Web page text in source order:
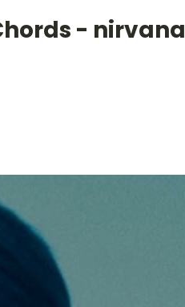
- nirvana